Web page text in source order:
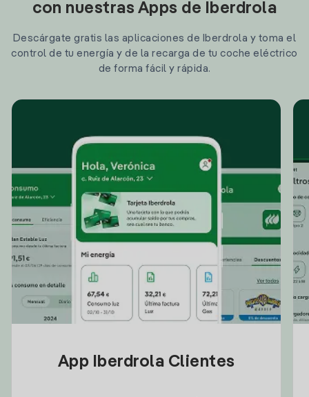
con nuestras Apps de Iberdrola
Descárgate gratis las aplicaciones de Iberdrola y toma el
control de tu energía y de la recarga de tu coche eléctrico
de forma fácil y rápida.
App Iberdrola Clientes